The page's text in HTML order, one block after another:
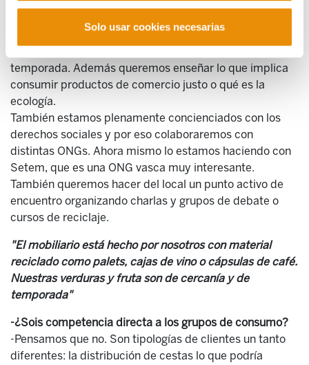
Solo usar cookies necesarias
reciclado como palets, cajas de vino o cápsulas de café.
temporada. Además queremos enseñar lo que implica
consumir productos de comercio justo o qué es la
ecología.
También estamos plenamente concienciados con los
derechos sociales y por eso colaboraremos con
distintas ONGs. Ahora mismo lo estamos haciendo con
Setem, que es una ONG vasca muy interesante.
También queremos hacer del local un punto activo de
encuentro organizando charlas y grupos de debate o
cursos de reciclaje.
"El mobiliario está hecho por nosotros con material
reciclado como palets, cajas de vino o cápsulas de café.
Nuestras verduras y fruta son de cercanía y de
temporada"
-¿Sois competencia directa a los grupos de consumo?
-Pensamos que no. Son tipologías de clientes un tanto
diferentes: la distribución de cestas lo que podría